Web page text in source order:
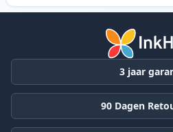
3 jaar
90 Dagen